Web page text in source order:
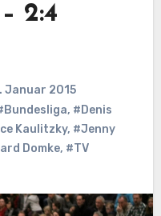
2:4
Januar 2015
, #Denis
Kaulitzky, #Jenny
Domke, #TV